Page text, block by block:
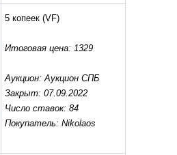
5 копеек (VF)
Итоговая цена: 1329
Аукцион: Аукцион СПБ
Закрыт: 07.09.2022
Число ставок: 84
Покупатель: Nikolaos